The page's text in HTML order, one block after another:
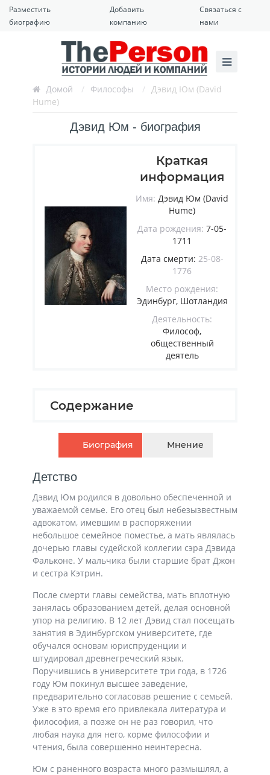
Разместить
биографию
Добавить
компанию
Связаться с
нами
Домой / Философы / Дэвид Юм (David
Hume)
Дэвид Юм - биография
Краткая
информация
Имя: Дэвид Юм (David
Hume)
Дата рождения: 7-05-
1711
Дата смерти: 25-08-
1776
Место рождения:
Эдинбург, Шотландия
Деятельность:
Философ,
общественный
деятель
Содержание
Биография Мнение
Детство
Дэвид Юм родился в довольно обеспеченной и
уважаемой семье. Его отец был небезызвестным
адвокатом, имевшим в распоряжении
небольшое семейное поместье, а мать являлась
дочерью главы судейской коллегии сэра Дэвида
Фальконе. У мальчика были старшие брат Джон
и сестра Кэтрин.
После смерти главы семейства, мать вплотную
занялась образованием детей, делая основной
упор на религию. В 12 лет Дэвид стал посещать
занятия в Эдинбургском университете, где
обучался основам юриспруденции и
штудировал древнегреческий язык.
Поручившись в университете три года, в 1726
году Юм покинул высшее заведение,
предварительно согласовав решение с семьей.
Уже в это время его привлекала литература и
философия, а позже он не раз говорил, что
любая наука для него, корме философии и
чтения, была совершенно неинтересна.
Юм с раненного возраста много размышлял, а